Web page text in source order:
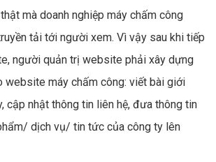
mà doanh nghiệp máy chấm công
tải tới người xem. Vì vậy sau khi tiếp
người quản trị website phải xây dựng
website máy chấm công: viết bài giới
cập nhật thông tin liên hệ, đưa thông tin
dịch vụ/ tin tức của công ty lên